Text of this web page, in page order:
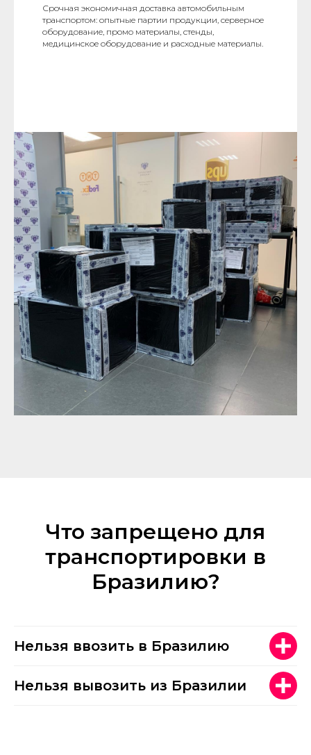
Срочная экономичная доставка автомобильным
транспортом: опытные партии продукции, серверное
оборудование, промо материалы, стенды,
медицинское оборудование и расходные материалы.
Что запрещено для
транспортировки в
Бразилию?
Нельзя ввозить в Бразилию
Нельзя вывозить из Бразилии